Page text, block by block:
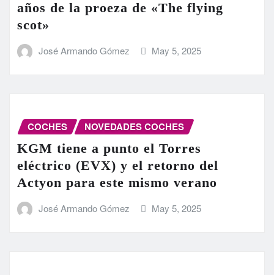
años de la proeza de «The flying
scot»
José Armando Gómez May 5, 2025
COCHES NOVEDADES COCHES
KGM tiene a punto el Torres
eléctrico (EVX) y el retorno del
Actyon para este mismo verano
José Armando Gómez May 5, 2025